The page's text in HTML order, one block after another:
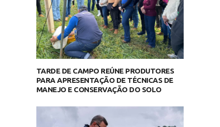
TARDE DE CAMPO REÚNE PRODUTORES
PARA APRESENTAÇÃO DE TÉCNICAS DE
MANEJO E CONSERVAÇÃO DO SOLO